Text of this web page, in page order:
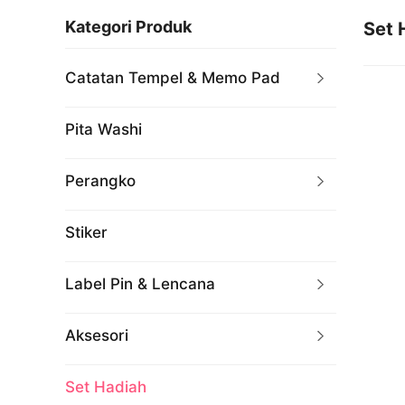
Kategori Produk
Catatan Tempel & Memo Pad
Pita Washi
Perangko
Stiker
Label Pin & Lencana
Aksesori
Set Hadiah
Set